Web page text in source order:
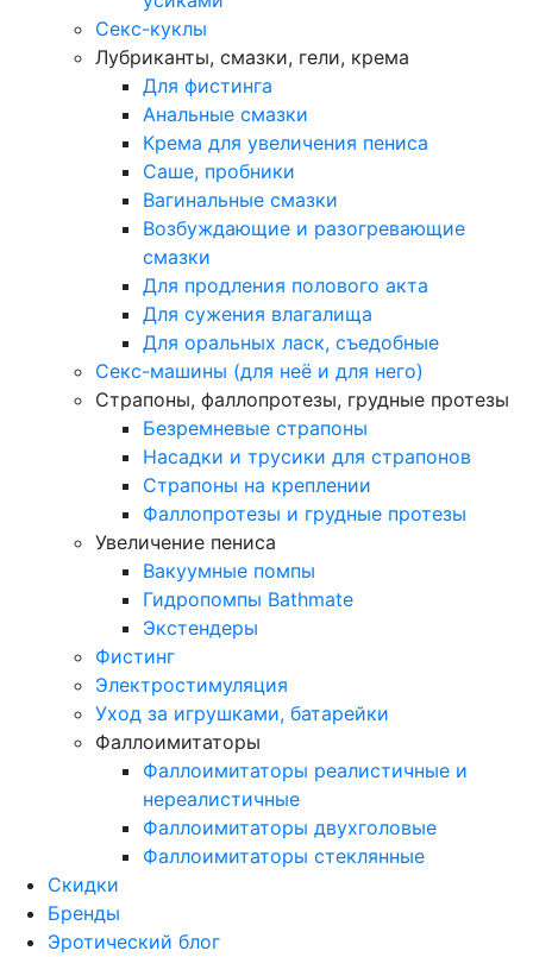
Секс-куклы
Лубриканты, смазки, гели, крема
Для фистинга
Анальные смазки
Крема для увеличения пениса
Саше, пробники
Вагинальные смазки
Возбуждающие и разогревающие
смазки
Для продления полового акта
Для сужения влагалища
Для оральных ласк, съедобные
Секс-машины (для неё и для него)
Страпоны, фаллопротезы, грудные протезы
Безремневые страпоны
Насадки и трусики для страпонов
Страпоны на креплении
Фаллопротезы и грудные протезы
Увеличение пениса
Вакуумные помпы
Гидропомпы Bathmate
Экстендеры
Фистинг
Электростимуляция
Уход за игрушками, батарейки
Фаллоимитаторы
Фаллоимитаторы реалистичные и
нереалистичные
Фаллоимитаторы двухголовые
Фаллоимитаторы стеклянные
Скидки
Бренды
Эротический блог